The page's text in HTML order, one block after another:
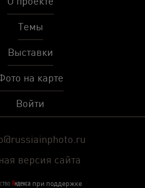
Темы
Выставки
на карте
Войти
версия сайта
при поддержке